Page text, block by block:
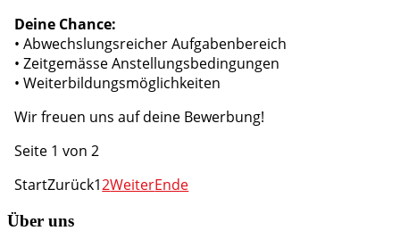
Deine Chance:
• Abwechslungsreicher Aufgabenbereich
• Zeitgemässe Anstellungsbedingungen
• Weiterbildungsmöglichkeiten
Wir freuen uns auf deine Bewerbung!
Seite 1 von 2
StartZurück12WeiterEnde
Über uns